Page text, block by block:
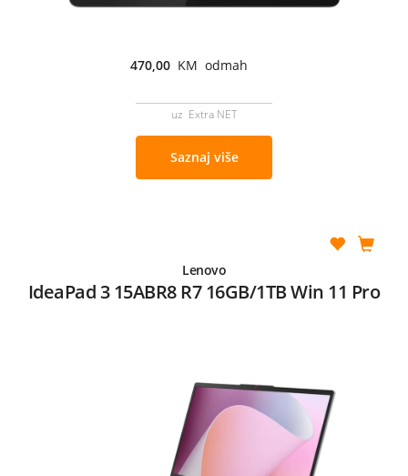
470,00 KM odmah
uz Extra NET
Saznaj više
Lenovo
IdeaPad 3 15ABR8 R7 16GB/1TB Win 11 Pro